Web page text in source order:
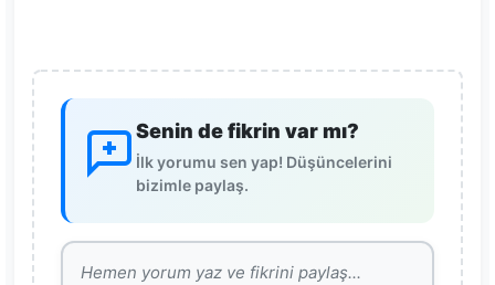
Senin de fikrin var mı?
İlk yorumu sen yap! Düşüncelerini
bizimle paylaş.